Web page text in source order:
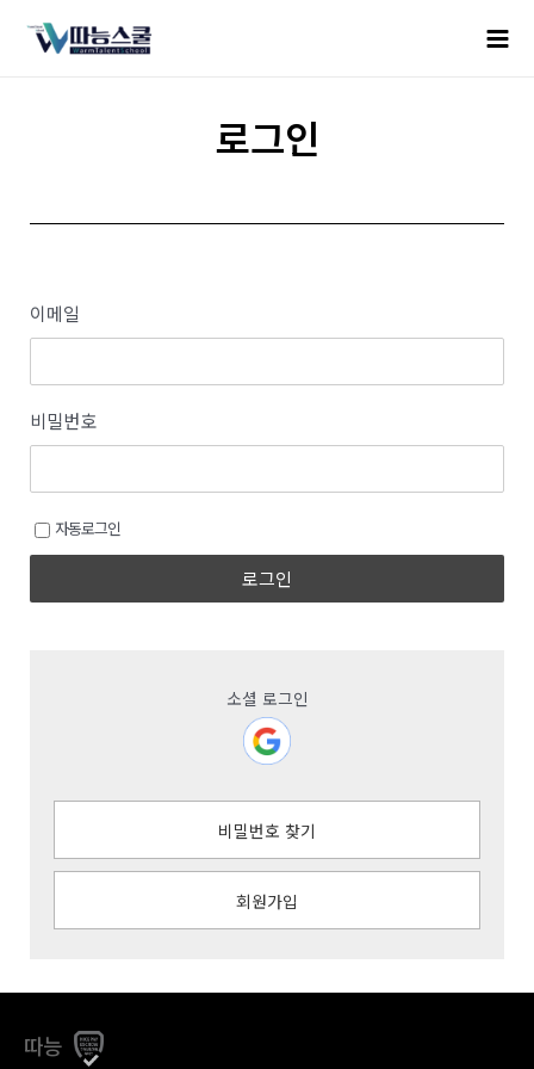
로그인
이메일
비밀번호
자동로그인
로그인
소셜 로그인
비밀번호 찾기
회원가입
따능